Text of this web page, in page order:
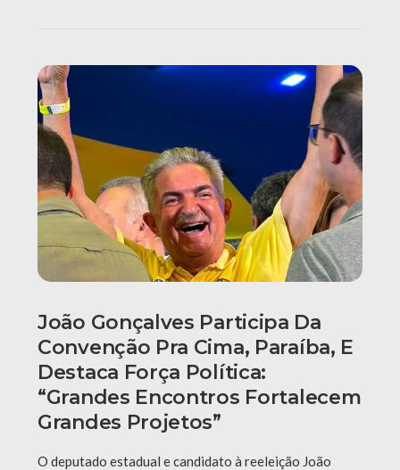
João Gonçalves Participa Da
Convenção Pra Cima, Paraíba, E
Destaca Força Política:
“grandes Encontros Fortalecem
Grandes Projetos”
O deputado estadual e candidato à reeleição João